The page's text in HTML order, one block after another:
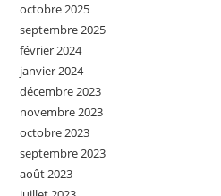
octobre 2025
septembre 2025
février 2024
janvier 2024
décembre 2023
novembre 2023
octobre 2023
septembre 2023
août 2023